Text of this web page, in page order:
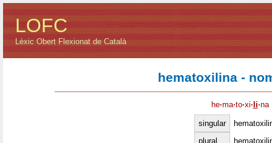
LOFC
Lèxic Obert Flexionat de Català
hematoxilina -
he·ma·to·xi· li·na
singular
plural